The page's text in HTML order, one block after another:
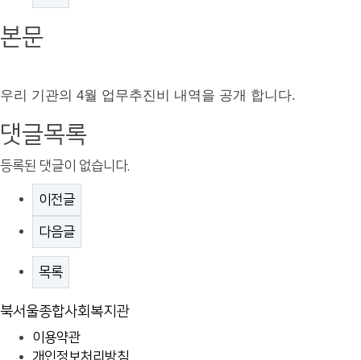
본문
우리 기관의 4월 업무추진비 내역을 공개 합니다.
댓글목록
등록된 댓글이 없습니다.
이전글
다음글
목록
북서울종합사회복지관
이용약관
개인정보처리방침